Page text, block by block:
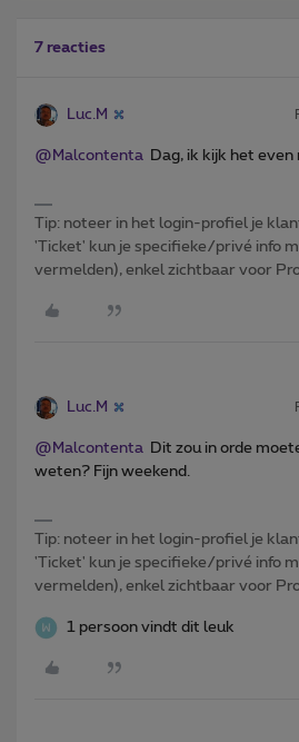
7 reacties
Luc.M
@Malcontenta Dag, ik kijk het even
Tip: noteer in het login-profiel je
'Ticket' kun je specifieke/privé info
vermelden), enkel zichtbaar voor
Luc.M
@Malcontenta Dit zou in orde
weten? Fijn weekend.
Tip: noteer in het login-profiel je
'Ticket' kun je specifieke/privé info
vermelden), enkel zichtbaar voor
1 persoon vindt dit leuk